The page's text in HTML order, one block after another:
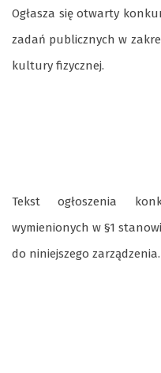
Ogłasza się otwarty
zadań publicznych w
kultury fizycznej.
Tekst ogłoszenia
wymienionych w §1
do niniejszego zarządzenia.